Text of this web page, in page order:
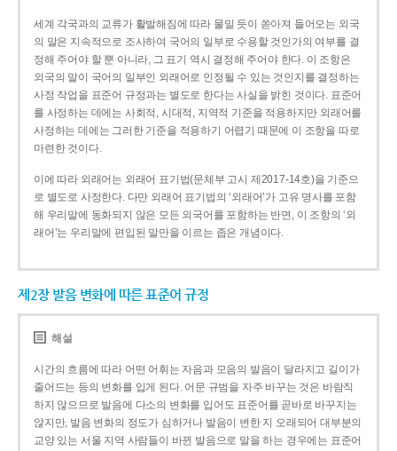
세계 각국과의 교류가 활발해짐에 따라 물밀 듯이 쏟아져 들어오는 외국
의 말은 지속적으로 조사하여 국어의 일부로 수용할 것인가의 여부를 결
정해 주어야 할 뿐 아니라, 그 표기 역시 결정해 주어야 한다. 이 조항은
외국의 말이 국어의 일부인 외래어로 인정될 수 있는 것인지를 결정하는
사정 작업을 표준어 규정과는 별도로 한다는 사실을 밝힌 것이다. 표준어
를 사정하는 데에는 사회적, 시대적, 지역적 기준을 적용하지만 외래어를
사정하는 데에는 그러한 기준을 적용하기 어렵기 때문에 이 조항을 따로
마련한 것이다.
이에 따라 외래어는 외래어 표기법(문체부 고시 제2017-14호)을 기준으
로 별도로 사정한다. 다만 외래어 표기법의 ‘외래어’가 고유 명사를 포함
해 우리말에 동화되지 않은 모든 외국어를 포함하는 반면, 이 조항의 ‘외
래어’는 우리말에 편입된 말만을 이르는 좁은 개념이다.
제2장 발음 변화에 따른 표준어 규정
해설
시간의 흐름에 따라 어떤 어휘는 자음과 모음의 발음이 달라지고 길이가
줄어드는 등의 변화를 입게 된다. 어문 규범을 자주 바꾸는 것은 바람직
하지 않으므로 발음에 다소의 변화를 입어도 표준어를 곧바로 바꾸지는
않지만, 발음 변화의 정도가 심하거나 발음이 변한 지 오래되어 대부분의
교양 있는 서울 지역 사람들이 바뀐 발음으로 말을 하는 경우에는 표준어